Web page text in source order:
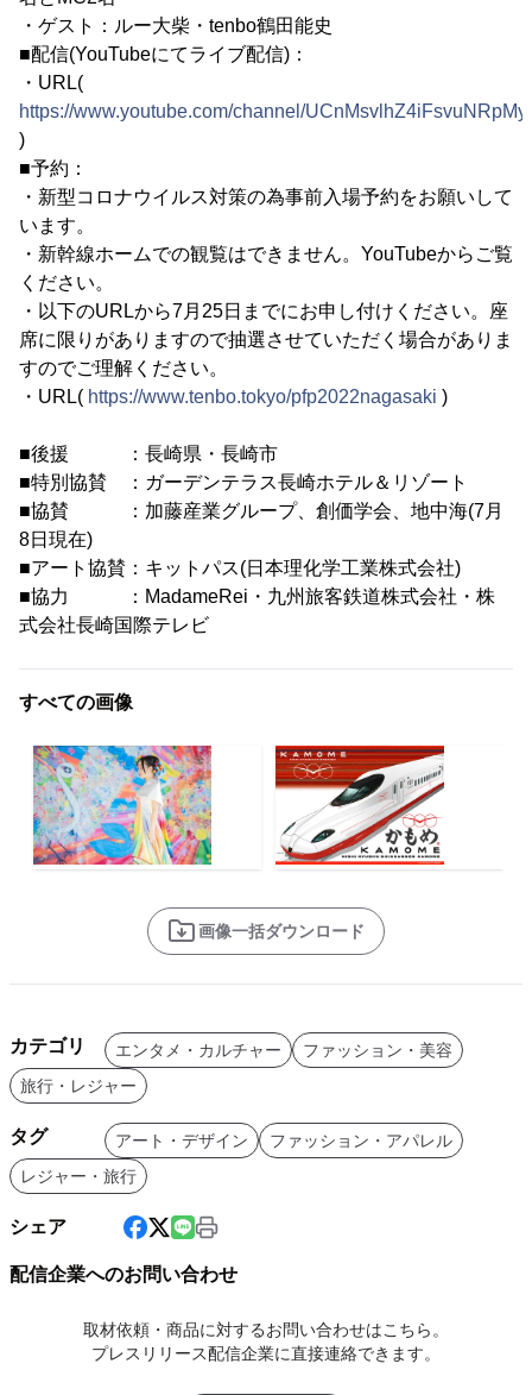
・ゲスト：ルー大柴・tenbo鶴田能史
■配信(YouTubeにてライブ配信)：
・URL(
https://www.youtube.com/channel/
)
■予約：
・新型コロナウイルス対策の為事前入場予約をお願いして
います。
・新幹線ホームでの観覧はできません。YouTubeからご覧
ください。
・以下のURLから7月25日までにお申し付けください。座
席に限りがありますので抽選させていただく場合がありま
すのでご理解ください。
・URL( https://www.tenbo.tokyo/pfp2022nagasaki )
■後援 ：長崎県・長崎市
■特別協賛 ：ガーデンテラス長崎ホテル＆リゾート
■協賛 ：加藤産業グループ、創価学会、地中海(7月
8日現在)
■アート協賛：キットパス(日本理化学工業株式会社)
■協力 ：MadameRei・九州旅客鉄道株式会社・株
式会社長崎国際テレビ
すべての画像
画像一括ダウンロード
カテゴリ エンタメ・カルチャー
ファッション・美容
旅行・レジャー
タグ アート・デザイン
ファッション・アパレル
レジャー・旅行
シェア
配信企業へのお問い合わせ
取材依頼・商品に対するお問い合わせはこちら。
プレスリリース配信企業に直接連絡できます。